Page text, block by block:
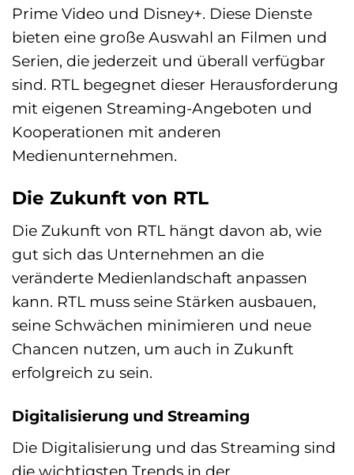
Prime Video und Disney+. Diese Dienste
bieten eine große Auswahl an Filmen und
Serien, die jederzeit und überall verfügbar
sind. RTL begegnet dieser Herausforderung
mit eigenen Streaming-Angeboten und
Kooperationen mit anderen
Medienunternehmen.
Die Zukunft von RTL
Die Zukunft von RTL hängt davon ab, wie
gut sich das Unternehmen an die
veränderte Medienlandschaft anpassen
kann. RTL muss seine Stärken ausbauen,
seine Schwächen minimieren und neue
Chancen nutzen, um auch in Zukunft
erfolgreich zu sein.
Digitalisierung und Streaming
Die Digitalisierung und das Streaming sind
die wichtigsten Trends in der